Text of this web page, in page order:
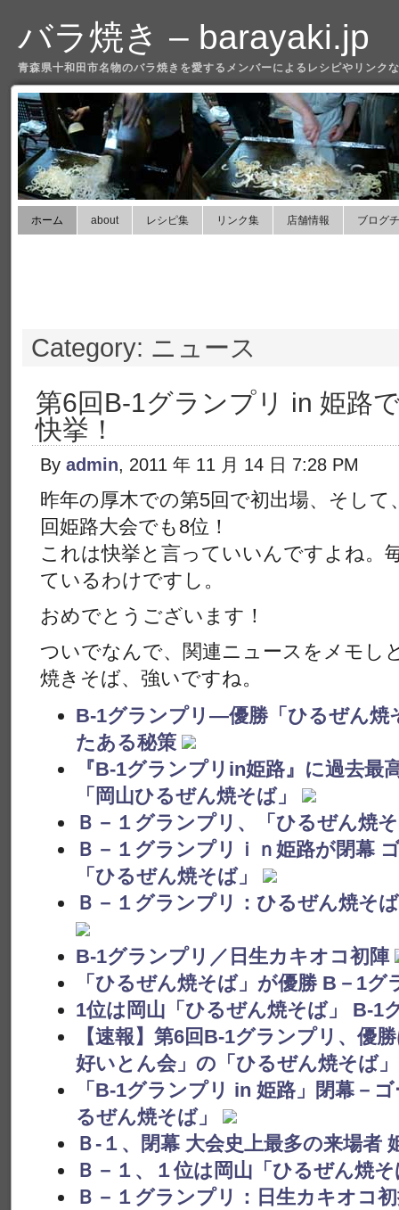
バラ焼き – barayaki.jp
青森県十和田市名物のバラ焼きを愛するメンバーによるレシピやリンク
ホーム about レシピ集 リンク集 店舗情報 ブログ
Category: ニュース
第6回B-1グランプリ in 姫路
快挙！
By admin, 2011 年 11 月 14 日 7:28 PM
昨年の厚木での第5回で初出場、そし
回姫路大会でも8位！
これは快挙と言っていいんですよね。
ているわけですし。
おめでとうございます！
ついでなんで、関連ニュースをメモし
焼きそば、強いですね。
B-1グランプリ―優勝「ひるぜん焼
たある秘策
『B-1グランプリin姫路』に過去最
「岡山ひるぜん焼そば」
Ｂ－１グランプリ、「ひるぜん焼
Ｂ－１グランプリｉｎ姫路が閉幕
「ひるぜん焼そば」
Ｂ－１グランプリ：ひるぜん焼そ
B-1グランプリ／日生カキオコ初陣
「ひるぜん焼そば」が優勝 B－1グ
1位は岡山「ひるぜん焼そば」 B-1
【速報】第6回B-1グランプリ、優
好いとん会」の「ひるぜん焼そば
「B-1グランプリ in 姫路」閉幕－
るぜん焼そば」
Ｂ-１、閉幕 大会史上最多の来場者
Ｂ－１、１位は岡山「ひるぜん焼
Ｂ－１グランプリ：日生カキオコ